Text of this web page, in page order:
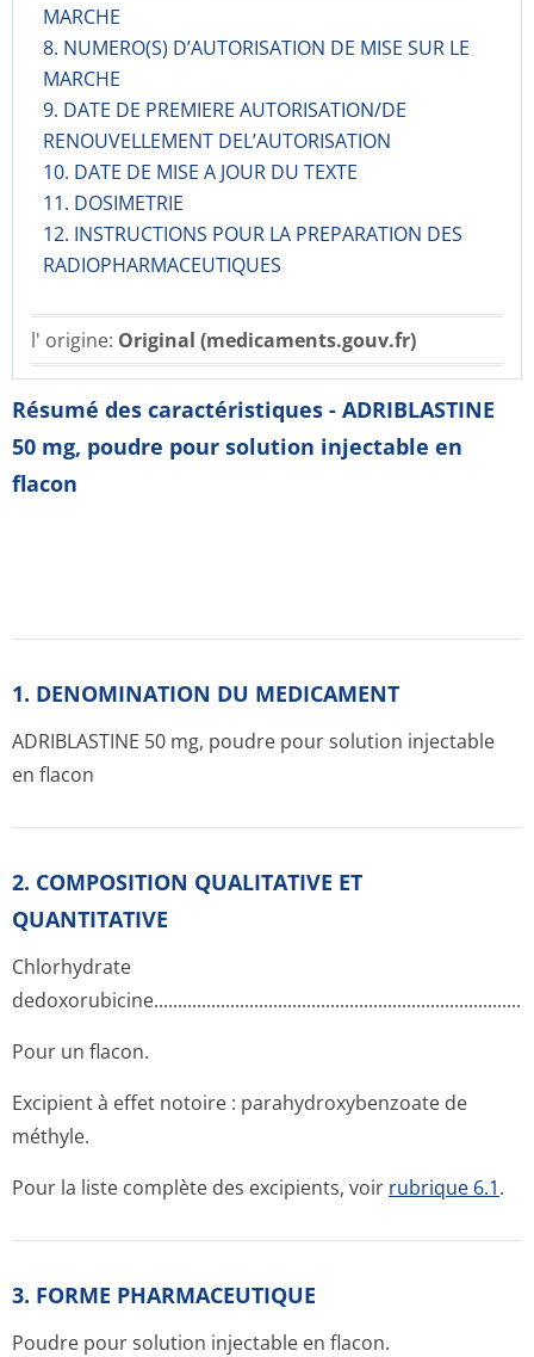
MARCHE
8. NUMERO(S) D’AUTORISATION DE MISE SUR LE
MARCHE
9. DATE DE PREMIERE AUTORISATION/DE
RENOUVELLEMENT DEL’AUTORISATION
10. DATE DE MISE A JOUR DU TEXTE
11. DOSIMETRIE
12. INSTRUCTIONS POUR LA PREPARATION DES
RADIOPHARMACE­UTIQUES
l' origine: Original (medicaments.gouv.fr)
Résumé des caractéristiques - ADRIBLASTINE
50 mg, poudre pour solution injectable en
flacon
1. DENOMINATION DU MEDICAMENT
ADRIBLASTINE 50 mg, poudre pour solution injectable
en flacon
2. COMPOSITION QUALITATIVE ET
QUANTITATIVE
Chlorhydrate
Pour un flacon.
Excipient à effet notoire : parahydroxybenzoate de
méthyle.
Pour la liste complète des excipients, voir rubrique 6.1.
3. FORME PHARMACEUTIQUE
Poudre pour solution injectable en flacon.